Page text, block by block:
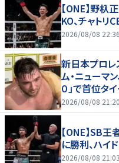
【ONE】野杁
KO、チャトリ
2026/08/08 22:36
新日本プロレ
ム・ニューマ
０」で首位タ
2026/08/08 21:20
【ONE】SB
に勝利、ハイ
2026/08/08 21:03